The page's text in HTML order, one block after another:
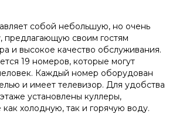
собой небольшую, но очень
предлагающую своим гостям
и высокое качество обслуживания.
19 номеров, которые могут
Каждый номер оборудован
и имеет телевизор. Для удобства
установлены куллеры,
холодную, так и горячую воду.